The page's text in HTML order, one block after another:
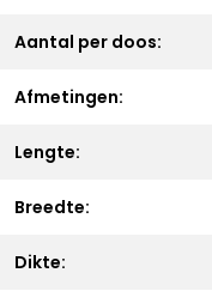
Aantal per doos:
Afmetingen:
Lengte:
Breedte:
Dikte: